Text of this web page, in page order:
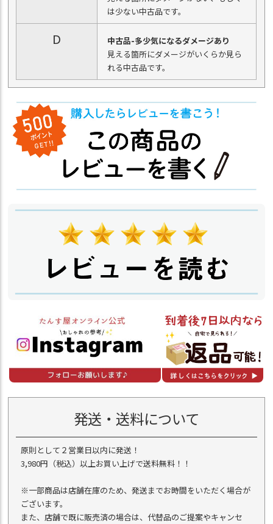
は少ない中古品です。
D
中古品-多少気になるダメージあり
見える箇所にダメージがいくらか見ら
れる中古品です。
発送・送料について
原則として２営業日以内に発送！
3,980円（税込）以上お買い上げで送料無料！！
※一部商品は店舗在庫のため、発送までお時間をいただく場合が
ございます。
また、店舗で既に販売済の場合は、代替品のご提案やキャンセ